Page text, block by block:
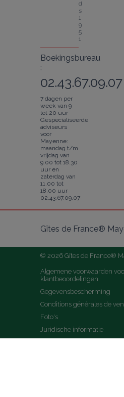
d
s
1
9
5
1
Boekingsbureau
:
02.43.67.09.07
7 dagen per
week van 9
tot 20 uur
Gespecialiseerde
adviseurs
voor
Mayenne:
maandag t/m
vrijdag van
9.00 tot 18.30
uur en
zaterdag van
11.00 tot
18.00 uur
02.43.67.09.07
Gîtes de France®
© 2026 Gîtes de France®
Algemene voorwaarden
klantbeoordelingen
Gegevensbescherming
Conditions générales de
Foto's
Juridische informatie